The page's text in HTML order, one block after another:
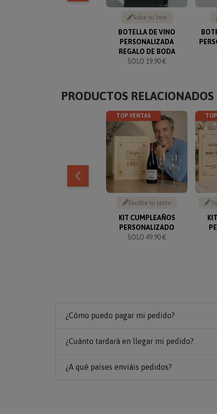
Sube tu foto
BOTELLA DE VINO
PERSONALIZADA
REGALO DE BODA
SOLO 19.90 €
PRODUCTOS RELACIONADOS
TOP VENTAS
Escribe tu texto
KIT CUMPLEAÑOS
PERSONALIZADO
SOLO 49.90 €
¿Cómo puedo pagar mi pedido?
¿Cuánto tardará en llegar mi pedido?
¿A qué países enviáis pedidos?